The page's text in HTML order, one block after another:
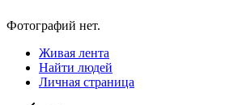
Фотографий нет.
Живая лента
Найти людей
Личная страница